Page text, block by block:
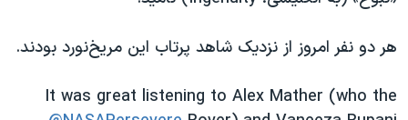
هر دو‌ نفر امروز از نزدیک شاهد پرتاب این مریخ‌نورد بودند.
It was great listening to Alex Mather (who the